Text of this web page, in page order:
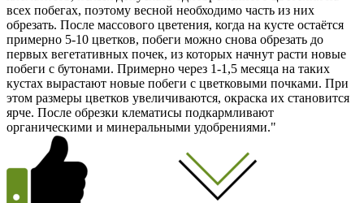
всех побегах, поэтому весной необходимо часть из них
обрезать. После массового цветения, когда на кусте остаётся
примерно 5-10 цветков, побеги можно снова обрезать до
первых вегетативных почек, из которых начнут расти новые
побеги с бутонами. Примерно через 1-1,5 месяца на таких
кустах вырастают новые побеги с цветковыми почками. При
этом размеры цветков увеличиваются, окраска их становится
ярче. После обрезки клематисы подкармливают
органическими и минеральными удобрениями."